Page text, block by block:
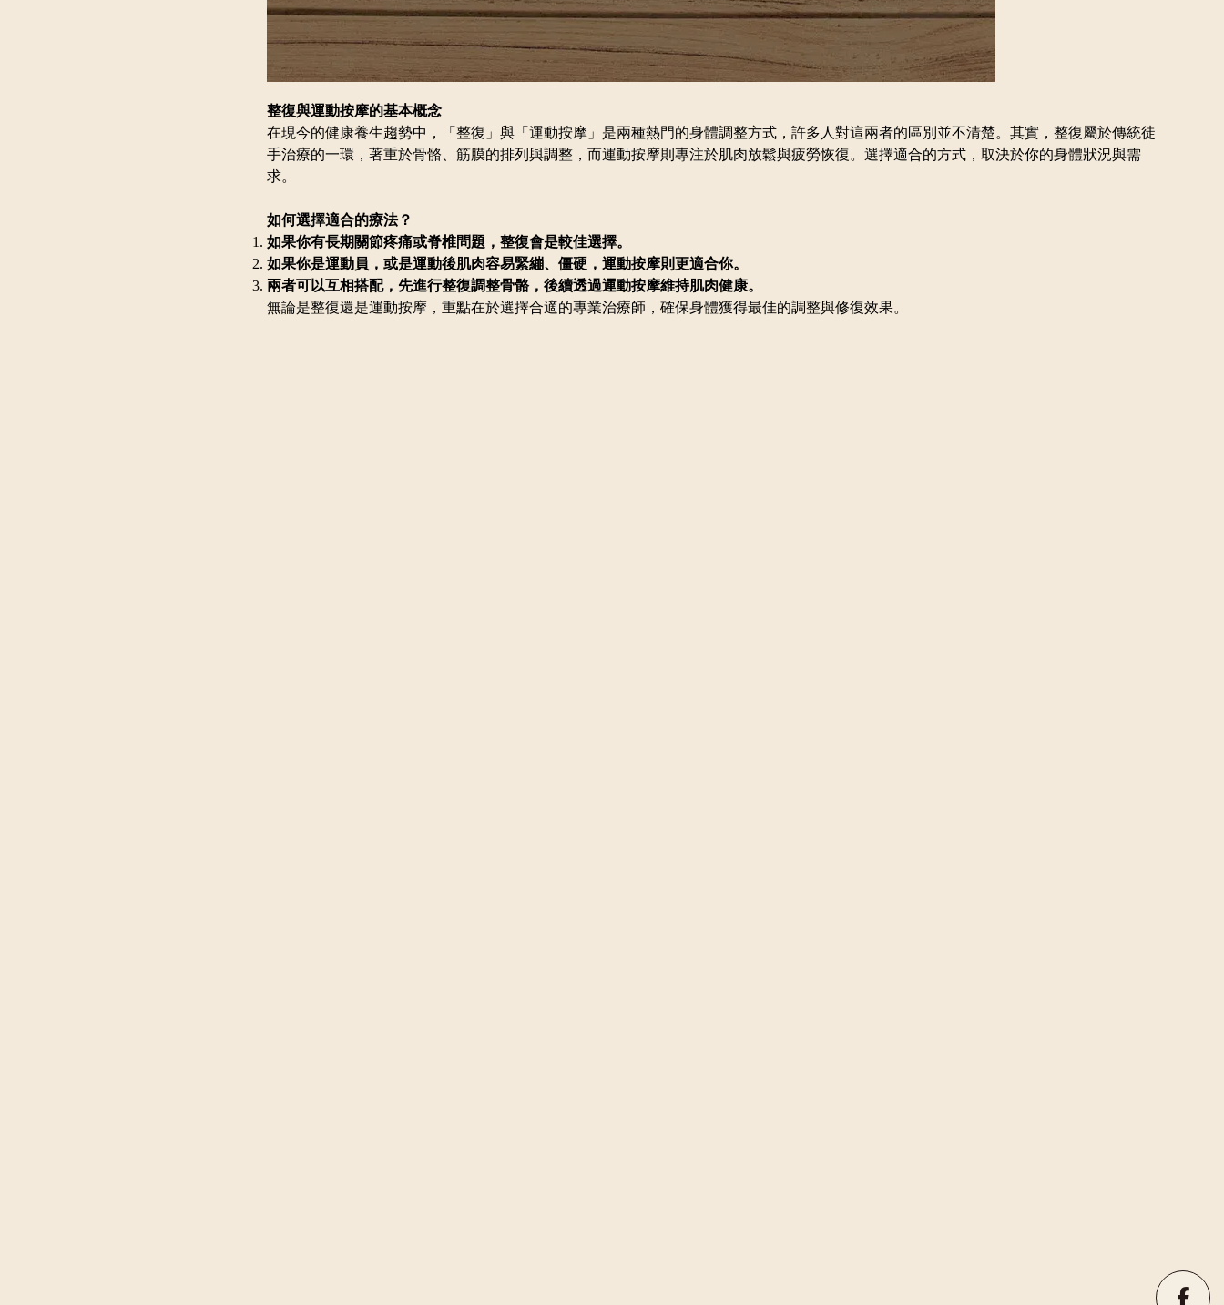
整復與運動按摩的基本概念
在現今的健康養生趨勢中，「整復」與「運動按摩」是兩種熱門的身體調整方式，許多人對這兩者的區別並不清楚。其實，整復屬於傳統徒
手治療的一環，著重於骨骼、筋膜的排列與調整，而運動按摩則專注於肌肉放鬆與疲勞恢復。選擇適合的方式，取決於你的身體狀況與需
求。
如何選擇適合的療法？
如果你有長期關節疼痛或脊椎問題，整復會是較佳選擇。
如果你是運動員，或是運動後肌肉容易緊繃、僵硬，運動按摩則更適合你。
兩者可以互相搭配，先進行整復調整骨骼，後續透過運動按摩維持肌肉健康。
無論是整復還是運動按摩，重點在於選擇合適的專業治療師，確保身體獲得最佳的調整與修復效果。